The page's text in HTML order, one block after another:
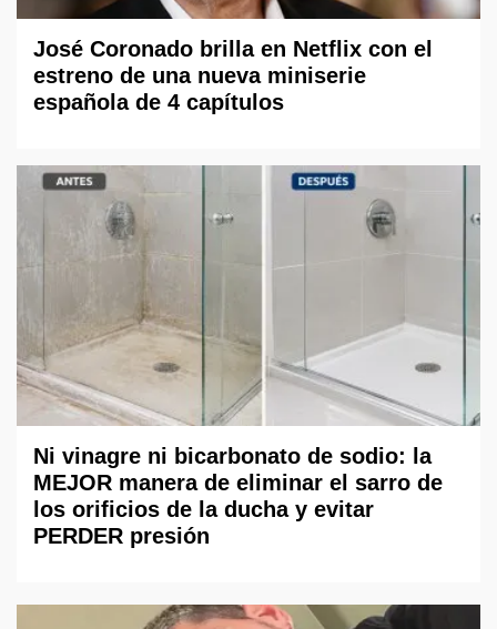
José Coronado brilla en Netflix con el
estreno de una nueva miniserie
española de 4 capítulos
Ni vinagre ni bicarbonato de sodio: la
MEJOR manera de eliminar el sarro de
los orificios de la ducha y evitar
PERDER presión